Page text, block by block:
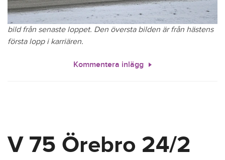
bild från senaste loppet. Den översta bilden är från hästens
första lopp i karriären.
Kommentera inlägg
V 75 Örebro 24/2